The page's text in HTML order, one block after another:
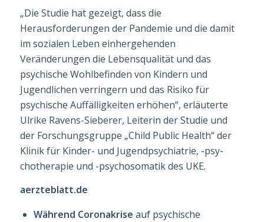
„Die Studie hat gezeigt, dass die
Herausforderungen der Pandemie und die damit
im so­zi­alen Leben einhergehenden
Veränderungen die Lebensqualität und das
psychische Wohl­befinden von Kindern und
Jugendlichen verringern und das Risiko für
psychische Auf­fällig­keiten erhöhen“, erläuterte
Ulrike Ravens-Sieberer, Leiterin der Studie und
der For­schungsgruppe „Child Public Health“ der
Klinik für Kinder- und Jugendpsychiatrie, -psy­
chotherapie und -psychosomatik des UKE.
aerzteblatt.de
Während Coronakrise auf psychische